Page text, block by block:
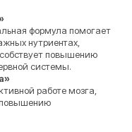
формула помогает
нутриентах,
повышению
системы.
работе мозга,